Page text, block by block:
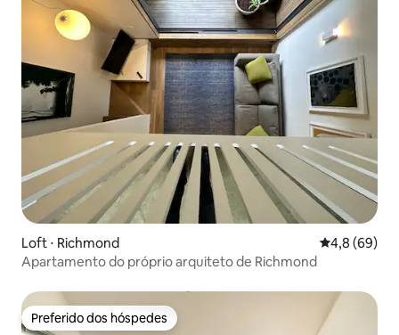
Loft ⋅ Richmond 4,8 de uma
4,8 (69)
Apartamento do próprio arquiteto de Richmond
Preferido dos hóspedes
Preferido dos hóspedes